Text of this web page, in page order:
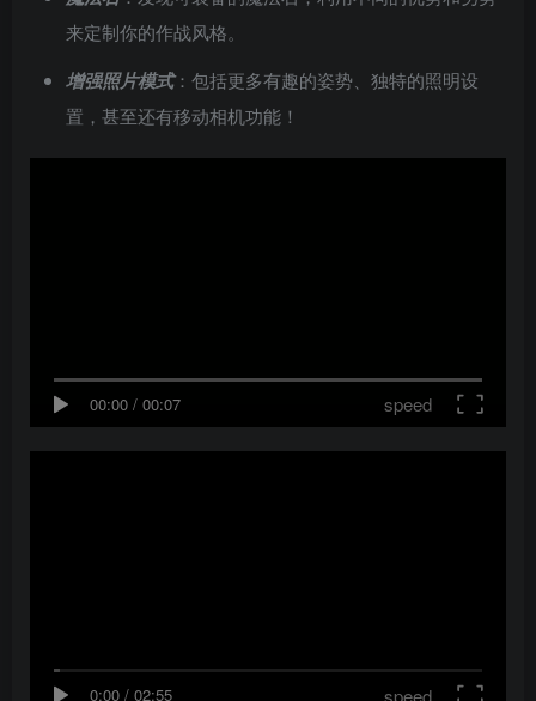
来定制你的作战风格。
增强照片模式：包括更多有趣的姿势、独特的照明设
置，甚至还有移动相机功能！
00:00 / 00:07 speed
0:00 / 02:55 speed